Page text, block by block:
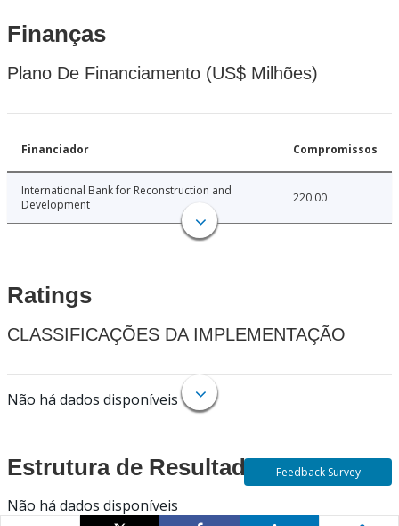
Finanças
Plano De Financiamento (US$ Milhões)
Financiador Compromissos
International Bank for Reconstruction and
Development
220.00
Ratings
CLASSIFICAÇÕES DA IMPLEMENTAÇÃO
Não há dados disponíveis
Estrutura de Resultados
Não há dados disponíveis
Feedback Survey